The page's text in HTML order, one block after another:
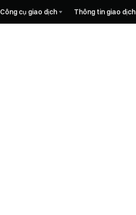
Công cụ giao dịch Thông tin giao dịch